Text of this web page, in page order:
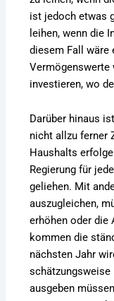
ist jedoch etwas
leihen, wenn die
diesem Fall wäre
Vermögenswerte
investieren, wo
Darüber hinaus
nicht allzu ferner
Haushalts
Regierung für
geliehen. Mit
auszugleichen,
erhöhen oder die
kommen die
nächsten Jahr
ausgeben